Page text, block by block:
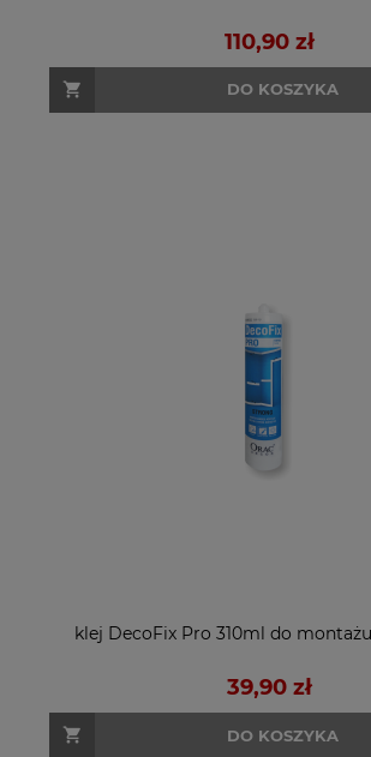
110,90 zł
DO KOSZYKA
klej DecoFix Pro 310ml do
39,90 zł
DO KOSZYKA